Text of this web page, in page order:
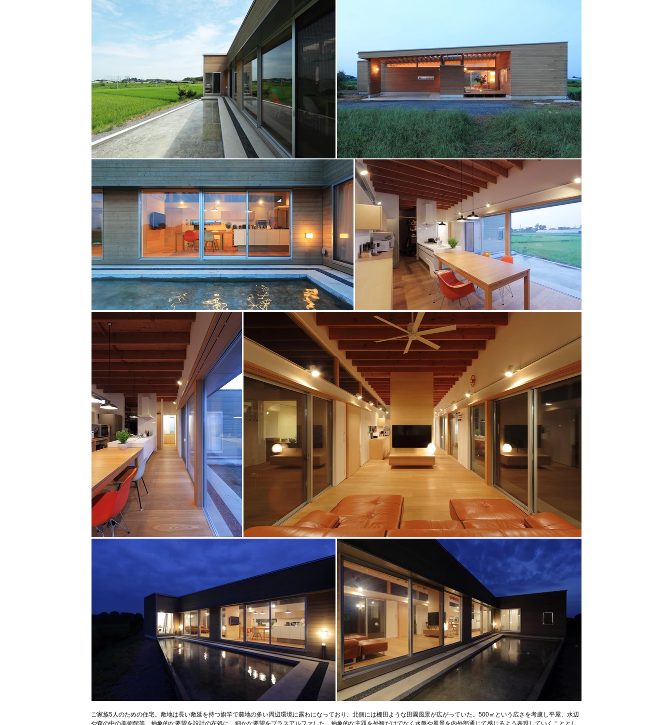
ご家族5人のための住宅。敷地は長い敷延を持つ旗竿で農地の多い周辺環境に露わになっており、北側には棚田ような田園風景が広がっていた。500㎡という広さを考慮し平屋、水辺